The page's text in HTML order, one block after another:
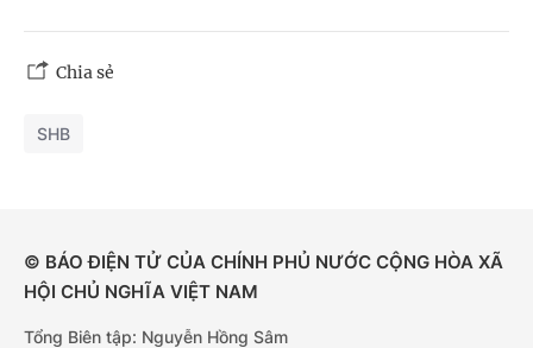
Chia sẻ
SHB
© BÁO ĐIỆN TỬ CỦA CHÍNH PHỦ NƯỚC CỘNG HÒA XÃ
HỘI CHỦ NGHĨA VIỆT NAM
Tổng Biên tập: Nguyễn Hồng Sâm